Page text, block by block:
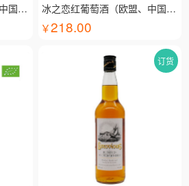
月亮谷红葡萄酒（欧盟、中国有机认证）
冰之恋红葡萄酒（欧盟、中国有机认证）
218.00
订货